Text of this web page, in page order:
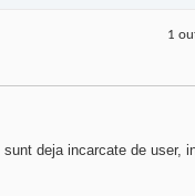
1
deja incarcate de user,